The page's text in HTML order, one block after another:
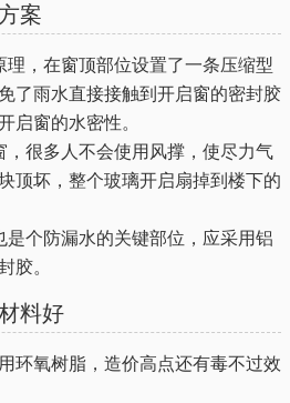
案
理，在窗顶部位设置了一条压缩型
了雨水直接接触到开启窗的密封胶
启窗的水密性。
，很多人不会使用风撑，使尽力气
顶坏，整个玻璃开启扇掉到楼下的
个防漏水的关键部位，应采用铝
胶。
料好
氧树脂，造价高点还有毒不过效